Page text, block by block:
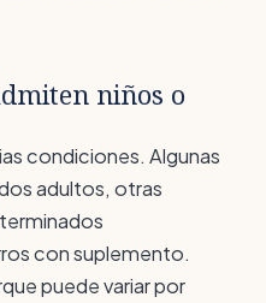
niños o
condiciones. Algunas
adultos, otras
con suplemento.
puede variar por